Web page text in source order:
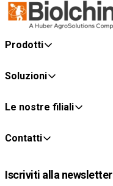
Prodotti
Soluzioni
Le nostre filiali
Contatti
Iscriviti alla newsletter